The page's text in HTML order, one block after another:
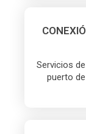
Servicios
puerto